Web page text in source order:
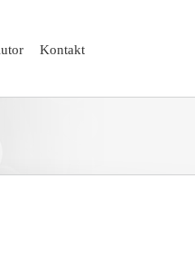
Kontakt